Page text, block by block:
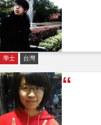
學士 台灣